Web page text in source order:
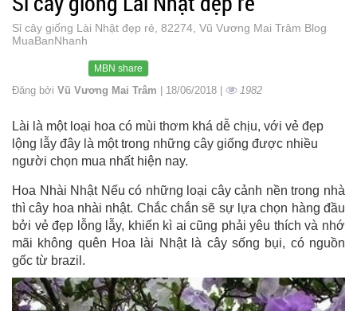
Sỉ cây giống Lài Nhật đẹp rẻ, 82274, Vũ Vương Mai Trâm Blog
MuaBanNhanh
MBN share
Đăng bởi Vũ Vương Mai Trâm | 18/06/2018 | 1982
Lài là một loại hoa có mùi thơm khá dễ chịu, với vẻ đẹp
lộng lẫy đây là một trong những cây giống được nhiều
người chọn mua nhất hiện nay.
Hoa Nhài Nhật Nếu có những loại cây cảnh nền trong nhà
thì cây hoa nhài nhật. Chắc chắn sẽ sự lựa chọn hàng đầu
bởi vẻ đẹp lỗng lẫy, khiến kì ai cũng phải yêu thích và nhớ
mãi không quên Hoa lài Nhật là cây sống bụi, có nguồn
gốc từ brazil.